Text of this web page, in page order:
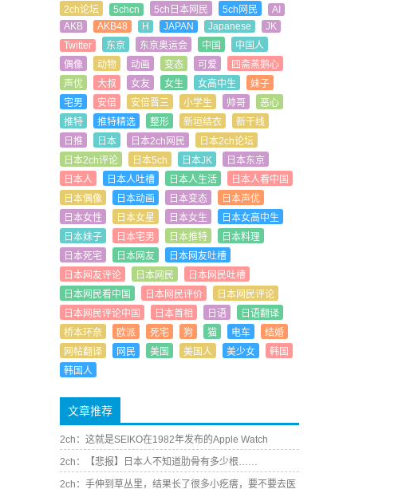
2ch论坛
5chcn 5ch日本网民 5ch网民
AI
AKB
AKB48 H JAPAN Japanese
JK
Twitter
东京 东京奥运会 中国
中国人
偶像
动物 动画 变态 可爱
四斋蒸鹅心
声优
大叔 女友 女生 女高中生
妹子
宅男
安倍 安倍晋三 小学生 帅哥
恶心
推特
推特精选 整形 新垣结衣
新干线
日推
日本 日本2ch网民
日本2ch论坛
日本2ch评论
日本5ch 日本JK
日本东京
日本人
日本人吐槽 日本人生活
日本人看中国
日本偶像
日本动画 日本变态
日本声优
日本女性
日本女星 日本女生
日本女高中生
日本妹子
日本宅男 日本推特
日本料理
日本死宅
日本网友
日本网友吐槽
日本网友评论
日本网民
日本网民吐槽
日本网民看中国
日本网民评价
日本网民评论
日本网民评论中国
日本首相 日语
日语翻译
桥本环奈
欧派 死宅 狗 猫 电车
结婚
网帖翻译
网民 美国 美国人 美少女
韩国
韩国人
文章推荐
2ch：这就是SEIKO在1982年发布的Apple Watch
2ch：【悲报】日本人不知道肋骨有多少根……
2ch：手伸到草丛里，结果长了很多小疙瘩，要不要去医